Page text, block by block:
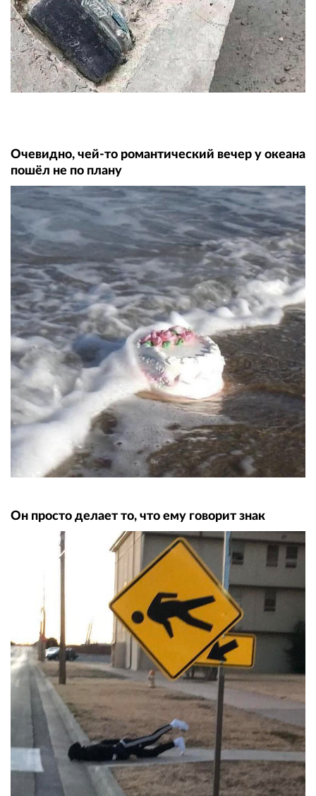
Очевидно, чей-то романтический вечер у океана
пошёл не по плану
Он просто делает то, что ему говорит знак